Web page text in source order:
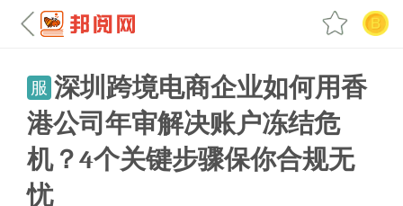
服 深圳跨境电商企业如何用香
港公司年审解决账户冻结危
机？4个关键步骤保你合规无
忧